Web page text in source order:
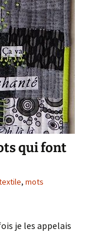
qui font
, mots
je les appelais